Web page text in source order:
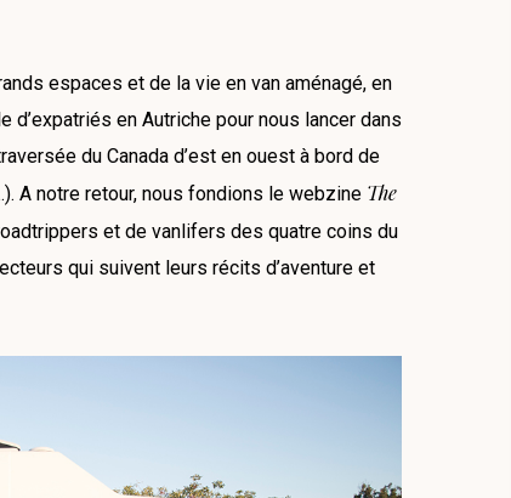
espaces et de la vie en van aménagé, en
en Autriche pour nous lancer dans
du Canada d’est en ouest à bord de
A notre retour, nous fondions le webzine The
et de vanlifers des quatre coins du
qui suivent leurs récits d’aventure et